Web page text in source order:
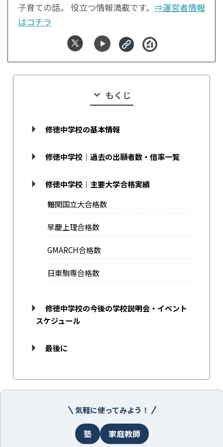
子育ての話。 役立つ情報満載です。 ⇒運営者情報
はコチラ
もくじ
修徳中学校の基本情報
修徳中学校｜過去の出願者数・倍率一覧
修徳中学校｜主要大学合格実績
難関国立大合格数
早慶上理合格数
GMARCH合格数
日東駒専合格数
修徳中学校の今後の学校説明会・イベント
スケジュール
最後に
気軽に使ってみよう！
塾 家庭教師